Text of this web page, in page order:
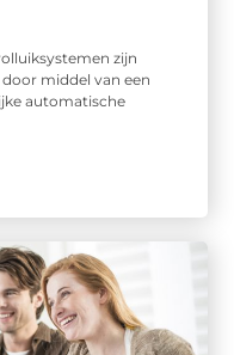
zijn
middel van een
automatische